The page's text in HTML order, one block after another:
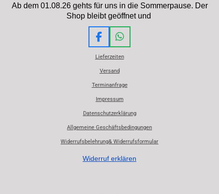
Ab dem 01.08.26 gehts für uns in die Sommerpause. Der
Shop bleibt geöffnet und
F
a
c
e
o
o
W
h
a
t
A
p
Lieferzeiten
Versand
Terminanfrage
Impressum
Datenschutzerklärung
Allgemeine Geschäftsbedingungen
Widerrufsbelehrung& Widerrufsformular
Widerruf erklären